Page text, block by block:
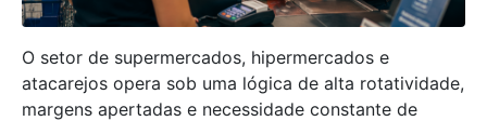
O setor de supermercados, hipermercados e
atacarejos opera sob uma lógica de alta rotatividade,
margens apertadas e necessidade constante de